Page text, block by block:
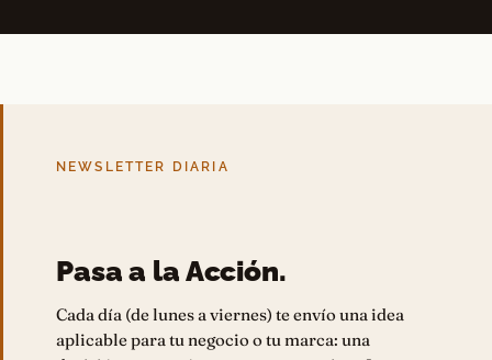
NEWSLETTER DIARIA
Pasa a la Acción.
Cada día (de lunes a viernes) te envío una idea
aplicable para tu negocio o tu marca: una